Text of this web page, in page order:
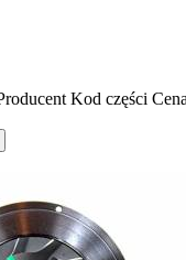
Kod części